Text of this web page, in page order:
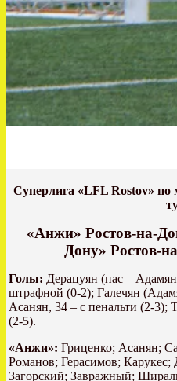
Суперлига «LFL Rostov» по
«Анжи» Ростов-на-
Дону» Ростов-
Голы: Дерацуян (пас –
штрафной (0-2); Галечян
Асанян, 34 – с пенальти (2-3);
(2-5).
«Анжи»: Гриценко; Асанян;
Романов; Герасимов;
Загорский; Завражный;